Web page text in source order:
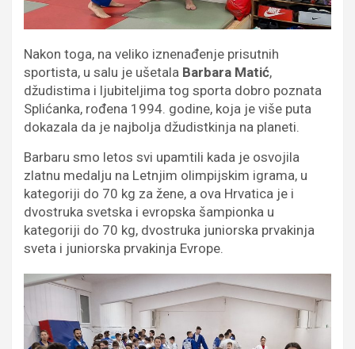
Nakon toga, na veliko iznenađenje prisutnih
sportista, u salu je ušetala Barbara Matić,
džudistima i ljubiteljima tog sporta dobro poznata
Splićanka, rođena 1994. godine, koja je više puta
dokazala da je najbolja džudistkinja na planeti.
Barbaru smo letos svi upamtili kada je osvojila
zlatnu medalju na Letnjim olimpijskim igrama, u
kategoriji do 70 kg za žene, a ova Hrvatica je i
dvostruka svetska i evropska šampionka u
kategoriji do 70 kg, dvostruka juniorska prvakinja
sveta i juniorska prvakinja Evrope.